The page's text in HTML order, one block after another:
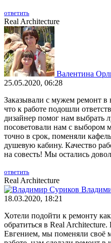
ответить
Real Architecture
Валентина
25.05.2020, 06:28
Заказывали с мужем ремонт в
что к работе подошли
дизайнер помог нам выбрать
посоветовали нам с выбором
точно в срок, поменяли
душевую кабину. Качество
на совесть! Мы остались
ответить
Real Architecture
18.03.2020, 18:21
Хотели подойти к ремонту
обратиться в Real
Евгением, мы поменяли своё